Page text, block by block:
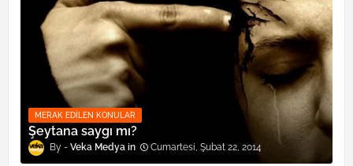
MERAK EDILEN KONULAR
Şeytana saygı mı?
Veka Medya Cumartesi, Şubat 22, 2014